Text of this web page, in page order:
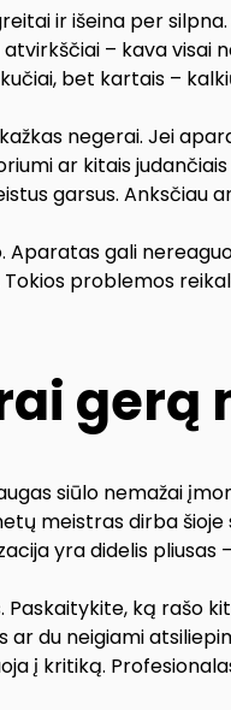
ir išeina per
– kava visai
bet kartais –
negerai. Jei
ar kitais
garsus. Anksčiau
Aparatas gali
problemos
gerą
siūlo nemažai
meistras dirba
yra didelis
Paskaitykite, ką rašo
ar du neigiami
į kritiką.